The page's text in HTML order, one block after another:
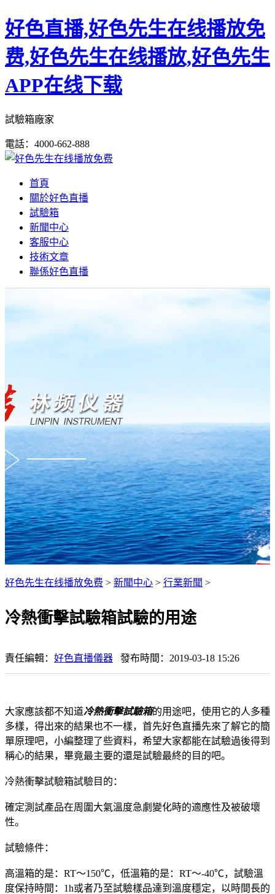
好色直播,好色先生在线播放免
费,好色先生在线播放,好色先生
APP在线下载
試驗箱廠家
電話：4000-662-888
首頁
關於好色直播
試驗箱
新聞中心
客服中心
技術文章
聯係好色直播
好色先生在线播放免费 > 新聞中心 > 行業新聞 >
冷熱衝擊試驗箱試驗的用途
責任編輯： 好色直播儀器 發布時間：2019-03-18 15:26
大家應該都不知道冷熱衝擊試驗箱的用途吧，使用它的人多種
多樣，得出來的結果也不一樣，首先好色直播先來了解它的簡
單原理吧，小編整理了些資料，希望大家都能在試驗過後得到
稱心的結果，畢竟最主要的還是試驗最終的目的吧。
冷熱衝擊試驗箱試驗目的：
確定測試產品在周圍大氣溫度急劇變化時的適應性及被破壞
性。
試驗條件：
高溫箱的是：RT～150℃，低溫箱的是：RT～-40℃，試驗溫
度保持時間：1h或者乃至試驗樣品達到溫度穩定，以時間長的